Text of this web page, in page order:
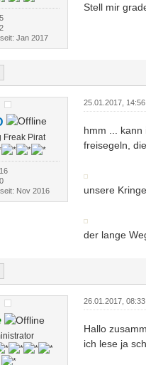
Jan 2017
Stell mir
Freak Pirat
Nov 2016
25.01.2017, 14:56
hmm ... kann
freisegeln,
unsere
der lange
26.01.2017, 08:33
Hallo
ich lese ja